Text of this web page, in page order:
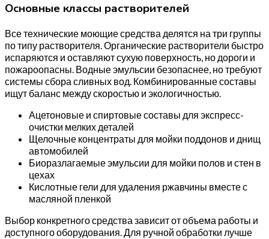
Основные классы растворителей
Все технические моющие средства делятся на три группы
по типу растворителя. Органические растворители быстро
испаряются и оставляют сухую поверхность, но дороги и
пожароопасны. Водные эмульсии безопаснее, но требуют
системы сбора сливных вод. Комбинированные составы
ищут баланс между скоростью и экологичностью.
Ацетоновые и спиртовые составы для экспресс-
очистки мелких деталей
Щелочные концентраты для мойки поддонов и днищ
автомобилей
Биоразлагаемые эмульсии для мойки полов и стен в
цехах
Кислотные гели для удаления ржавчины вместе с
масляной пленкой
Выбор конкретного средства зависит от объема работы и
доступного оборудования. Для ручной обработки лучше